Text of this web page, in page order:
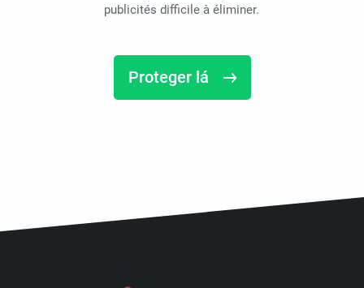
publicités difficile à éliminer.
Proteger lá